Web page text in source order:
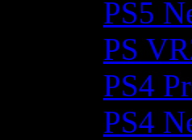
PS5
PS
PS4
PS4